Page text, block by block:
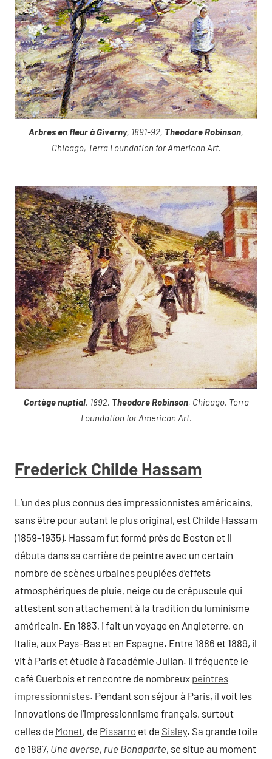
Arbres en fleur à Giverny, 1891-92, Theodore Robinson,
Chicago, Terra Foundation for American Art.
Cortège nuptial, 1892, Theodore Robinson, Chicago, Terra
Foundation for American Art.
Frederick Childe Hassam
L’un des plus connus des impressionnistes américains,
sans être pour autant le plus original, est Childe Hassam
(1859-1935). Hassam fut formé près de Boston et il
débuta dans sa carrière de peintre avec un certain
nombre de scènes urbaines peuplées d’effets
atmosphériques de pluie, neige ou de crépuscule qui
attestent son attachement à la tradition du luminisme
américain. En 1883, i fait un voyage en Angleterre, en
Italie, aux Pays-Bas et en Espagne. Entre 1886 et 1889, il
vit à Paris et étudie à l’académie Julian. Il fréquente le
café Guerbois et rencontre de nombreux peintres
impressionnistes. Pendant son séjour à Paris, il voit les
innovations de l’impressionnisme français, surtout
celles de Monet, de Pissarro et de Sisley. Sa grande toile
de 1887, Une averse, rue Bonaparte, se situe au moment